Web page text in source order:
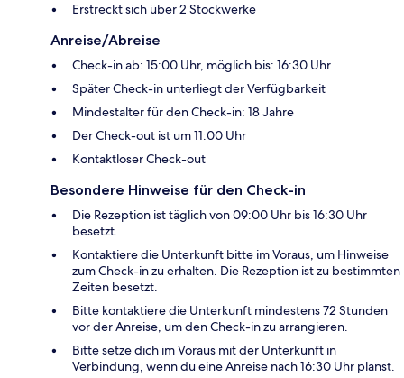
Erstreckt sich über 2 Stockwerke
Anreise/Abreise
Check-in ab: 15:00 Uhr, möglich bis: 16:30 Uhr
Später Check-in unterliegt der Verfügbarkeit
Mindestalter für den Check-in: 18 Jahre
Der Check-out ist um 11:00 Uhr
Kontaktloser Check-out
Besondere Hinweise für den Check-in
Die Rezeption ist täglich von 09:00 Uhr bis 16:30 Uhr
besetzt.
Kontaktiere die Unterkunft bitte im Voraus, um Hinweise
zum Check-in zu erhalten. Die Rezeption ist zu bestimmten
Zeiten besetzt.
Bitte kontaktiere die Unterkunft mindestens 72 Stunden
vor der Anreise, um den Check-in zu arrangieren.
Bitte setze dich im Voraus mit der Unterkunft in
Verbindung, wenn du eine Anreise nach 16:30 Uhr planst.